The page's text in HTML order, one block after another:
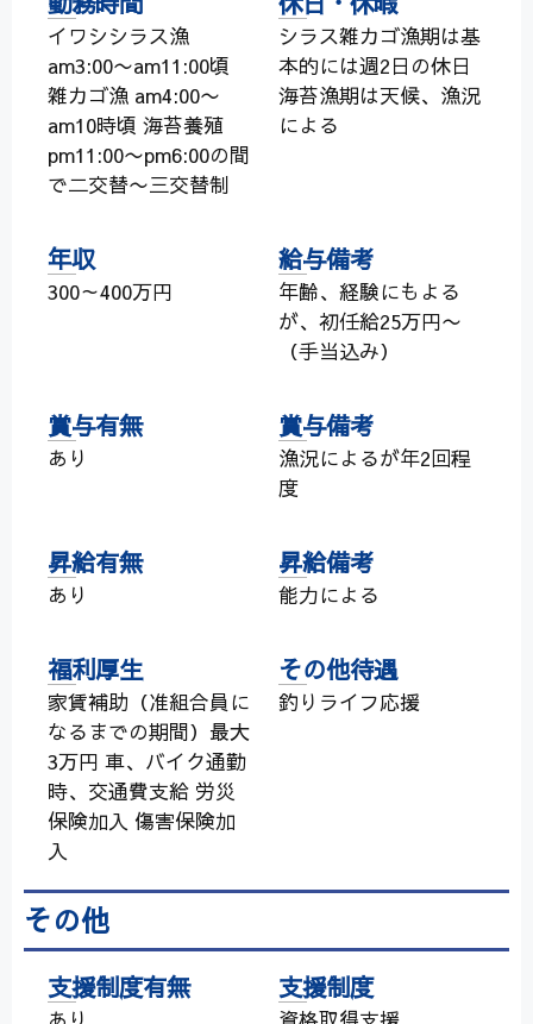
イワシシラス漁
am3:00〜am11:00頃
雑カゴ漁 am4:00〜
am10時頃 海苔養殖
pm11:00〜pm6:00の間
で二交替〜三交替制
シラス雑カゴ漁期は基
本的には週2日の休日
海苔漁期は天候、漁況
による
年収
300～400万円
給与備考
年齢、経験にもよる
が、初任給25万円〜
（手当込み）
賞与有無
あり
賞与備考
漁況によるが年2回程
度
昇給有無
あり
昇給備考
能力による
福利厚生
家賃補助（准組合員に
なるまでの期間）最大
3万円 車、バイク通勤
時、交通費支給 労災
保険加入 傷害保険加
入
その他待遇
釣りライフ応援
その他
支援制度有無 支援制度